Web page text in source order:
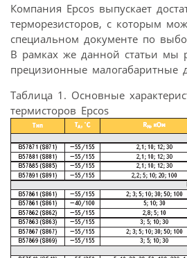
Компания Epcos выпускает
терморезисторов, с которым
специальном документе по
В рамках же данной статьи мы
прецизионные малогабаритные
Таблица 1. Основные
термисторов Epcos